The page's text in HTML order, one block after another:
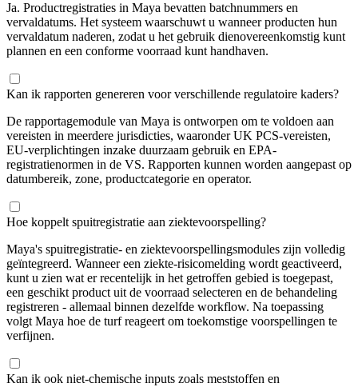
Ja. Productregistraties in Maya bevatten batchnummers en
vervaldatums. Het systeem waarschuwt u wanneer producten hun
vervaldatum naderen, zodat u het gebruik dienovereenkomstig kunt
plannen en een conforme voorraad kunt handhaven.
Kan ik rapporten genereren voor verschillende regulatoire kaders?
De rapportagemodule van Maya is ontworpen om te voldoen aan
vereisten in meerdere jurisdicties, waaronder UK PCS-vereisten,
EU-verplichtingen inzake duurzaam gebruik en EPA-
registratienormen in de VS. Rapporten kunnen worden aangepast op
datumbereik, zone, productcategorie en operator.
Hoe koppelt spuitregistratie aan ziektevoorspelling?
Maya's spuitregistratie- en ziektevoorspellingsmodules zijn volledig
geïntegreerd. Wanneer een ziekte-risicomelding wordt geactiveerd,
kunt u zien wat er recentelijk in het getroffen gebied is toegepast,
een geschikt product uit de voorraad selecteren en de behandeling
registreren - allemaal binnen dezelfde workflow. Na toepassing
volgt Maya hoe de turf reageert om toekomstige voorspellingen te
verfijnen.
Kan ik ook niet-chemische inputs zoals meststoffen en